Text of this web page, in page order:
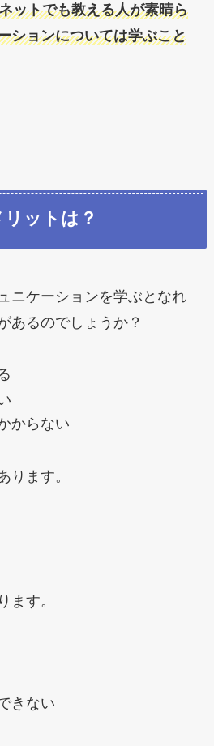
ットでも教える人が素晴ら
ションについては学ぶこと
ットは？
ニケーションを学ぶとなれ
あるのでしょうか？
からない
ります。
ます。
きない